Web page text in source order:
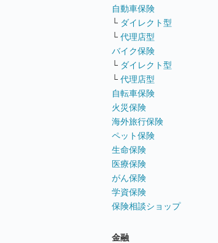
自動車保険
└ ダイレクト型
└ 代理店型
バイク保険
└ ダイレクト型
└ 代理店型
自転車保険
火災保険
海外旅行保険
ペット保険
生命保険
医療保険
がん保険
学資保険
保険相談ショップ
金融